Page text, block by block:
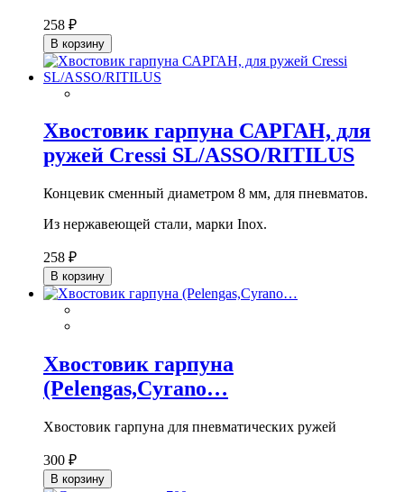
258 ₽
В корзину
Хвостовик гарпуна САРГАН, для
ружей Cressi SL/ASSO/RITILUS
Концевик сменный диаметром 8 мм, для пневматов.
Из нержавеющей стали, марки Inox.
258 ₽
В корзину
Хвостовик гарпуна
(Pelengas,Cyrano…
Хвостовик гарпуна для пневматических ружей
300 ₽
В корзину